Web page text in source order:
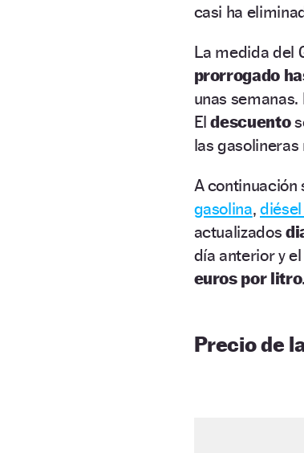
casi ha
La medida del
prorrogado
unas
Eldescuento
las
A continuación
gasolina,diésel
actualizados
día anterior y
euros por litro
Precio de